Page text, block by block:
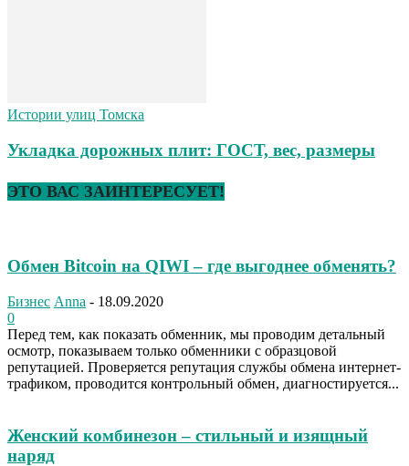
Истории улиц Томска
Укладка дорожных плит: ГОСТ, вес, размеры
ЭТО ВАС ЗАИНТЕРЕСУЕТ!
Обмен Bitcoin на QIWI – где выгоднее обменять?
Бизнес Anna - 18.09.2020
0
Перед тем, как показать обменник, мы проводим детальный
осмотр, показываем только обменники с образцовой
репутацией. Проверяется репутация службы обмена интернет-
трафиком, проводится контрольный обмен, диагностируется...
Женский комбинезон – стильный и изящный
наряд